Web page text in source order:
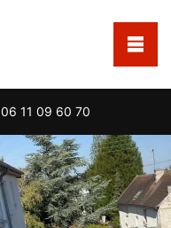
06 11 09 60 70